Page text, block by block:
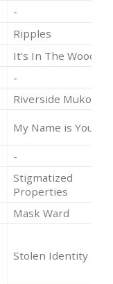
-
Ripples
It's In The Woods
-
Riverside Mukolitta
My Name is Yours
-
Stigmatized
Properties
Mask Ward
Stolen Identity 2